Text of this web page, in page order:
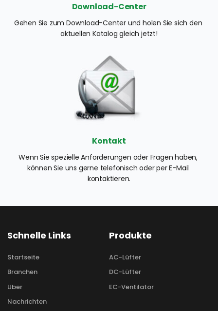
Download-Center
Gehen Sie zum Download-Center und holen Sie sich den
aktuellen Katalog gleich jetzt!
Kontakt
Wenn Sie spezielle Anforderungen oder Fragen haben,
können Sie uns gerne telefonisch oder per E-Mail
kontaktieren.
Schnelle Links
Startseite
Branchen
Über
Nachrichten
Produkte
AC-Lüfter
DC-Lüfter
EC-Ventilator